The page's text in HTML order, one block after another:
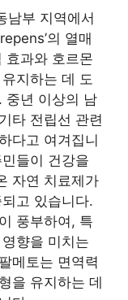
남부 지역에서
의 열매
효과와 호르몬
지하는 데 도
중년 이상의 남
타 전립선 관련
다고 여겨집니
들이 건강을
자연 치료제가
고 있습니다.
풍부하여, 특
향을 미치는
메토는 면역력
을 유지하는 데